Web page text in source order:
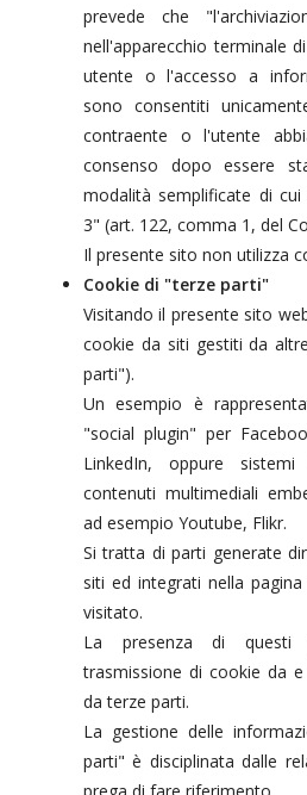
prevede che
nell'apparecchio terminale
utente o l'accesso a
sono consentiti
contraente o l'utente
consenso dopo essere
modalità semplificate di
3" (art. 122, comma 1, del
Il presente sito non utilizza
Cookie di "terze parti"
Visitando il presente sito
cookie da siti gestiti da
parti").
Un esempio è
"social plugin" per
LinkedIn, oppure
contenuti multimediali
ad esempio Youtube, Flikr.
Si tratta di parti generate
siti ed integrati nella
visitato.
La presenza di questi
trasmissione di cookie da
da terze parti.
La gestione delle
parti" è disciplinata dalle